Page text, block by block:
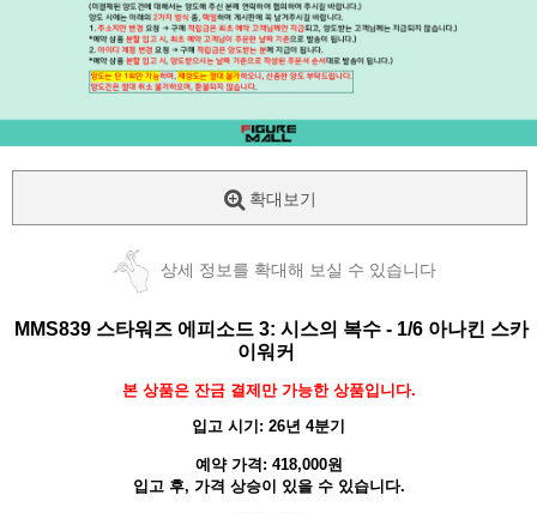
확대보기
상세 정보를 확대해 보실 수 있습니다
MMS839 스타워즈 에피소드 3: 시스의 복수 - 1/6 아나킨 스카
이워커
본 상품은 잔금 결제만 가능한 상품입니다.
입고 시기: 26년 4분기
예약 가격: 418,000원
입고 후, 가격 상승이 있을 수 있습니다.